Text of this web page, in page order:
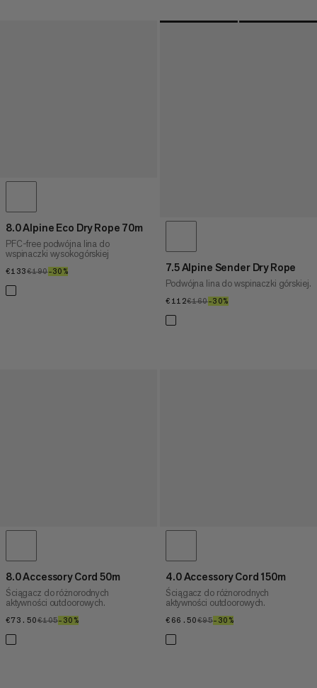
8.0 Alpine Eco Dry Rope 70m
PFC-free podwójna lina do
wspinaczki wysokogórskiej
€133€133
€190€190
–30% 7.5 Alpine Sender Dry Rope
Podwójna lina do wspinaczki górskiej.
€112€112
€160€160
–30%
8.0 Accessory Cord 50m
Ściągacz do różnorodnych
aktywności outdoorowych.
€73.50€73.50
€105€105
–30%
4.0 Accessory Cord 150m
Ściągacz do różnorodnych
aktywności outdoorowych.
€66.50€66.50
€95€95
–30%30%